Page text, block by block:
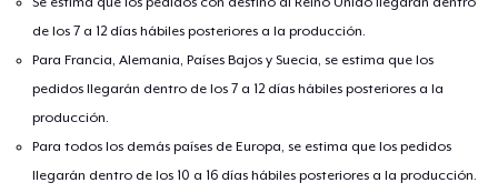
de los 7 a 12 días hábiles posteriores a la producción.
Para Francia, Alemania, Países Bajos y Suecia, se estima que los
pedidos llegarán dentro de los 7 a 12 días hábiles posteriores a la
producción.
Para todos los demás países de Europa, se estima que los pedidos
llegarán dentro de los 10 a 16 días hábiles posteriores a la producción.